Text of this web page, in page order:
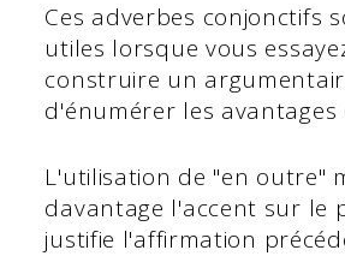
Ces adverbes conjonctifs
utiles lorsque vous
construire un
d'énumérer les avantages
L'utilisation de "en outre"
davantage l'accent sur le
justifie l'affirmation